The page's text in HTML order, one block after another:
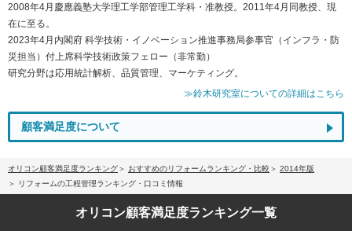
2008年4月慶應義塾大学理工学部管理工学科・准教授。2011年4月同教授、現
在に至る。
2023年4月内閣府 科学技術・イノベーション推進事務局参事官（インフラ・防
災担当）付上席科学技術政策フェロー（非常勤）
研究分野は応用統計解析、品質管理、マーケティング。
≫鈴木研究室についての詳細はこちら
顧客満足度について
オリコン顧客満足度ランキング おすすめのリフォームランキング・比較
2014年版
リフォームの工程管理ランキング・口コミ情報
オリコン顧客満足度ランキング一覧